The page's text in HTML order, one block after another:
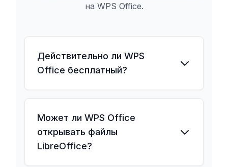
на WPS Office.
Действительно ли WPS
Office бесплатный?
Может ли WPS Office
открывать файлы
LibreOffice?